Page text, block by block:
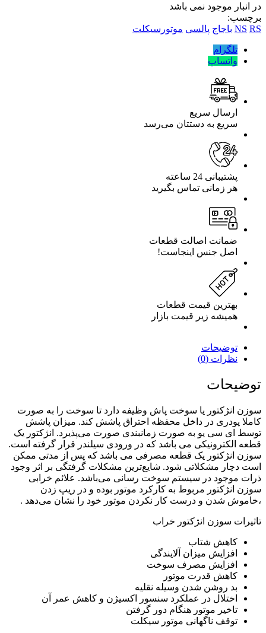
در انبار موجود نمی باشد
برچسب:
NS RS باجاج پالسی موتورسیکلت
تلگرام
واتساپ
ارسال سریع
سریع به دستتان می‌رسد
پشتیبانی 24 ساعته
هر زمانی تماس بگیرید
ضمانت اصالت قطعات
اصل جنس اینجاست!
بهترین قیمت قطعات
همیشه زیر قیمت بازار
توضیحات
نظرات (0)
توضیحات
سوزن انژکتور یا سوخت پاش وظیفه دارد تا سوخت را به صورت
کاملا پودری در داخل محفظه احتراق پاشش کند. میزان پاشش
توسط ای سی یو به صورت زمانبندی صورت می‌پذیرد. انژکتور یک
قطعه الکترونیکی می باشد که در ورودی سیلندر قرار گرفته است.
سوزن انژکتور یک قطعه مصرفی می باشد که پس از مدتی ممکن
است دچار مشکلاتی شود. شایع‌ترین مشکلات گرفتگی بر اثر وجود
ذرات موجود در سیستم سوخت رسانی می‌باشد. علائم خرابی
سوزن انژکتور مربوط به کارکرد موتور بوده و در ریپ زدن
،خاموش شدن و درست کار نکردن موتور خود را نشان می‌دهد .
تاثیرات سوزن انژکتور خراب
کاهش شتاب
افزایش میزان آلایندگی
افزایش مصرف سوخت
کاهش قدرت موتور
بد روشن شدن وسیله نقلیه
اختلال در عملکرد سنسور اکسیژن و کاهش عمر آن
تاخیر موتور هنگام دور گرفتن
توقف ناگهانی موتور سیکلت